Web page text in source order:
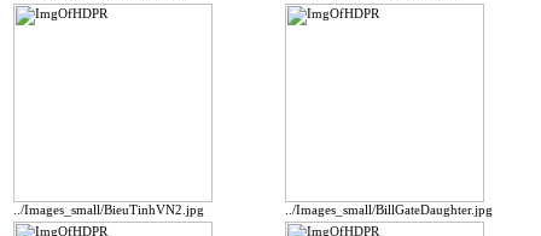
../Images_small/BieuTinhVN2.jpg ../Images_small/BillGateDaughter.jpg